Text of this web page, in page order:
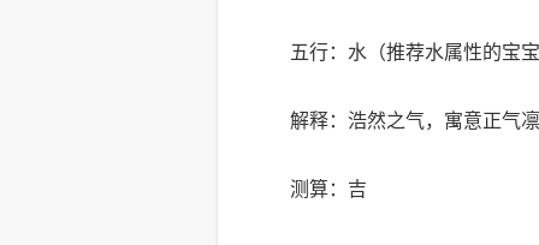
五行：水（推荐水属性的宝
解释：浩然之气，寓意正气
测算：吉